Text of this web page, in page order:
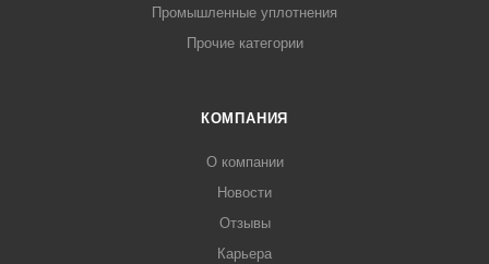
Промышленные уплотнения
Прочие категории
КОМПАНИЯ
О компании
Новости
Отзывы
Карьера